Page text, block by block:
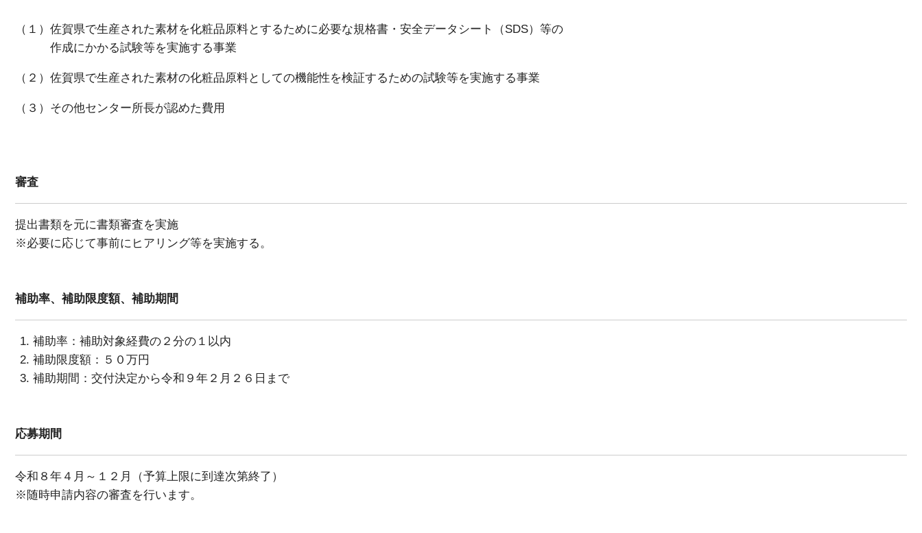
（１）佐賀県で生産された素材を化粧品原料とするために必要な規格書・安全データシート（SDS）等の
作成にかかる試験等を実施する事業
（２）佐賀県で生産された素材の化粧品原料としての機能性を検証するための試験等を実施する事業
（３）その他センター所長が認めた費用
審査
提出書類を元に書類審査を実施
※必要に応じて事前にヒアリング等を実施する。
補助率、補助限度額、補助期間
補助率：補助対象経費の２分の１以内
補助限度額：５０万円
補助期間：交付決定から令和９年２月２６日まで
応募期間
令和８年４月～１２月（予算上限に到達次第終了）
※随時申請内容の審査を行います。